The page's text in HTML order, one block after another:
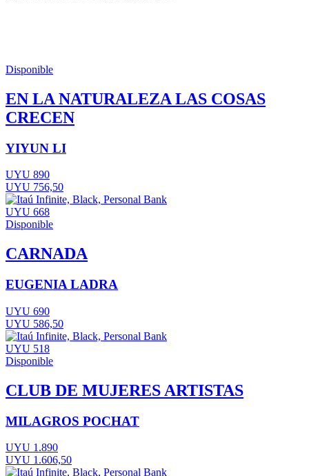
Disponible
EN LA NATURALEZA LAS COSAS
CRECEN
YIYUN LI
UYU 890
UYU 756,50
UYU 668
Disponible
CARNADA
EUGENIA LADRA
UYU 690
UYU 586,50
UYU 518
Disponible
CLUB DE MUJERES ARTISTAS
MILAGROS POCHAT
UYU 1.890
UYU 1.606,50